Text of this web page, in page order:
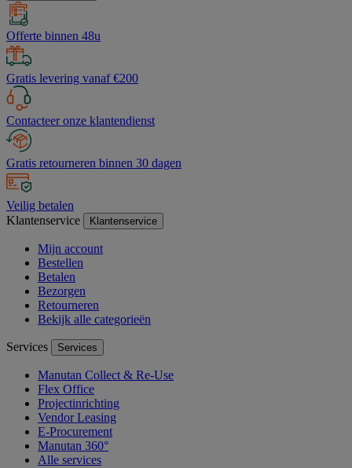
Offerte binnen 48u
Gratis levering vanaf €200
Contacteer onze klantendienst
Gratis retourneren binnen 30 dagen
Veilig betalen
Klantenservice
Klantenservice
Mijn account
Bestellen
Betalen
Bezorgen
Retourneren
Bekijk alle categorieën
Services Services
Manutan Collect & Re-Use
Flex Office
Projectinrichting
Vendor Leasing
E-Procurement
Manutan 360°
Alle services